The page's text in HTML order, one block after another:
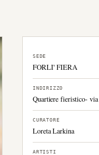
SEDE
FORLI' FIERA
INDIRIZZO
Quartiere fieristico-
CURATORE
Loreta Larkina
ARTISTI